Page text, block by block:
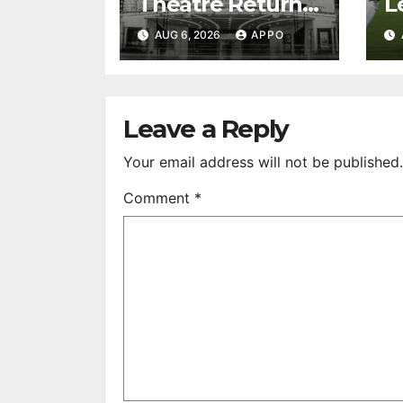
to First-Run
Feature Films
AUG 6, 2026 APPO
Leave a Reply
Your email address will not be published.
Comment *